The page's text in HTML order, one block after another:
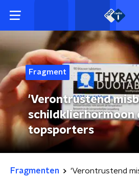
Fragment
'Verontrustend
schildklierhormoon
topsporters
Fragmenten